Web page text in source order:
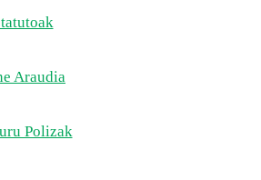
Araudia
Polizak